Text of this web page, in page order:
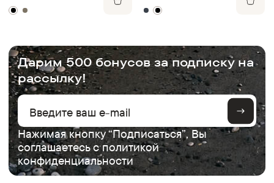
Дарим 500 бонусов за подписку на
рассылку!
Нажимая кнопку “Подписаться”, Вы
соглашаетесь сполитикой
конфиденциальности